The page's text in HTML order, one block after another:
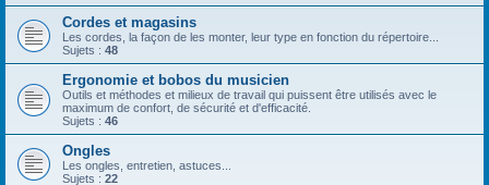
Cordes et magasins
Les cordes, la façon de les monter, leur type en fonction du répertoire...
Sujets : 48
Ergonomie et bobos du musicien
Outils et méthodes et milieux de travail qui puissent être utilisés avec le
maximum de confort, de sécurité et d'efficacité.
Sujets : 46
Ongles
Les ongles, entretien, astuces...
Sujets : 22